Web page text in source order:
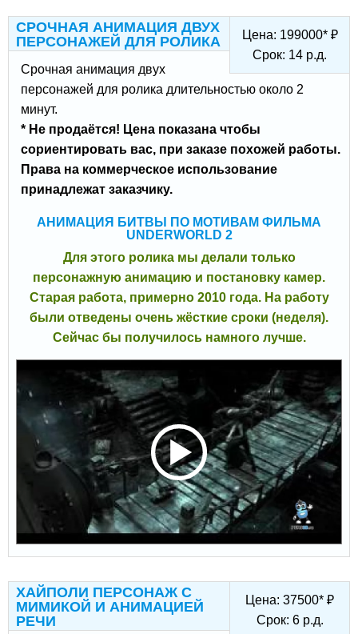
Цена: 199000* ₽
Срок: 14 р.д.
СРОЧНАЯ АНИМАЦИЯ ДВУХ
ПЕРСОНАЖЕЙ ДЛЯ РОЛИКА
Срочная анимация двух
персонажей для ролика длительностью около 2
минут.
* Не продаётся! Цена показана чтобы
сориентировать вас, при заказе похожей работы.
Права на коммерческое использование
принадлежат заказчику.
АНИМАЦИЯ БИТВЫ ПО МОТИВАМ ФИЛЬМА
UNDERWORLD 2
Для этого ролика мы делали только
персонажную анимацию и постановку камер.
Старая работа, примерно 2010 года. На работу
были отведены очень жёсткие сроки (неделя).
Сейчас бы получилось намного лучше.
Цена: 37500* ₽
Срок: 6 р.д.
ХАЙПОЛИ ПЕРСОНАЖ С
МИМИКОЙ И АНИМАЦИЕЙ
РЕЧИ